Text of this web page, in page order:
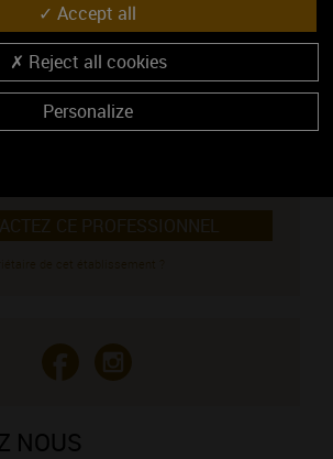
- BP 10
Corinne
CE PROFESSIONNEL
NOUS
Accept all
Reject all cookies
Personalize